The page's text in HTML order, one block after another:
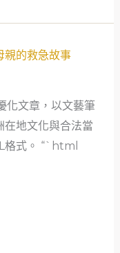
親的救急故事
化文章，以文藝筆
在地文化與合法當
格式。 “`html